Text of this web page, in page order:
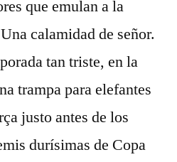
que emulan a la
calamidad de señor.
tan triste, en la
trampa para elefantes
justo antes de los
durísimas de Copa